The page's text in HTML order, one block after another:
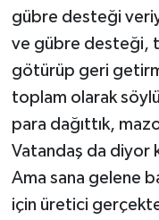
gübre desteği
ve gübre desteği,
götürüp geri
toplam olarak
para dağıttık,
Vatandaş da diyor
Ama sana gelene
için üretici